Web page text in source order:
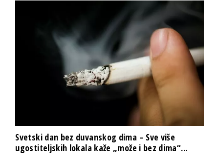
Svetski dan bez duvanskog dima – Sve više
ugostiteljskih lokala kaže „može i bez dima“...